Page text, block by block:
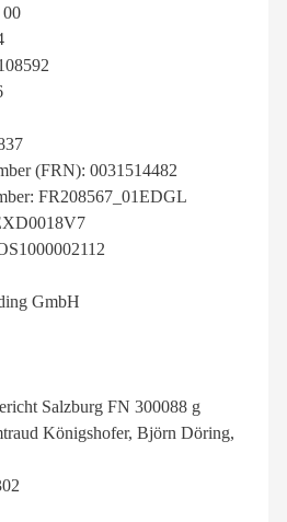
(FRN): 0031514482
FR208567_01EDGL
GmbH
Salzburg FN 300088 g
Königshofer, Björn Döring,